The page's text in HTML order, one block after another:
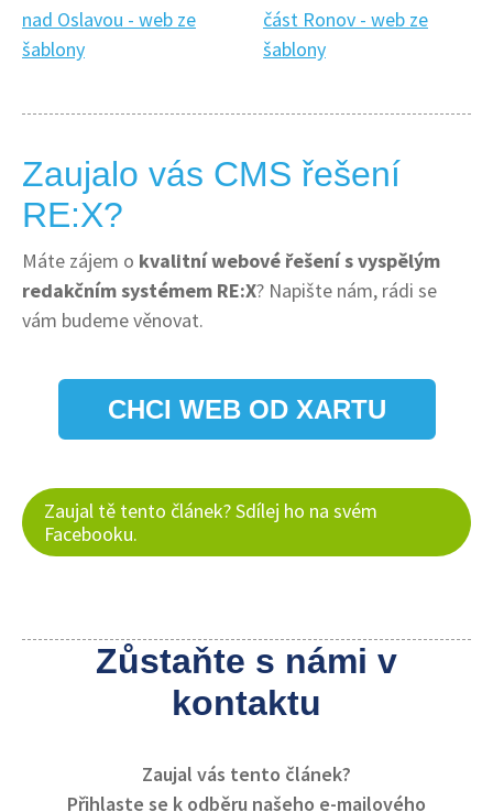
Zaujalo vás CMS řešení
RE:X?
Máte zájem o kvalitní webové řešení s vyspělým
redakčním systémem RE:X? Napište nám, rádi se
vám budeme věnovat.
CHCI WEB OD XARTU
Zaujal tě tento článek? Sdílej ho na svém
Facebooku.
Zůstaňte s námi v
kontaktu
Zaujal vás tento článek?
Přihlaste se k odběru našeho e-mailového